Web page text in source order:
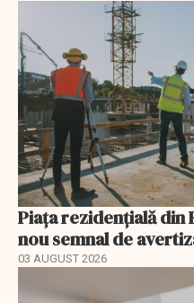
Piața rezidențială din
nou semnal de
03 AUGUST 2026